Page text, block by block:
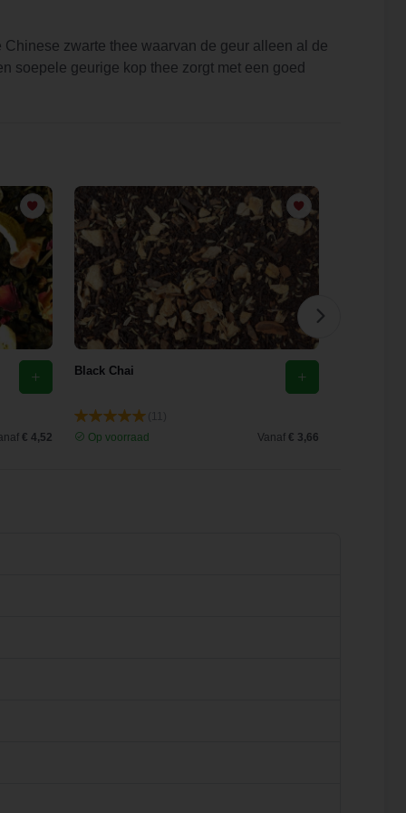
zwarte thee waarvan de geur alleen al de
soepele geurige kop thee zorgt met een goed
€ 4,52
Black Chai
Op voorraad
Vanaf € 3,66